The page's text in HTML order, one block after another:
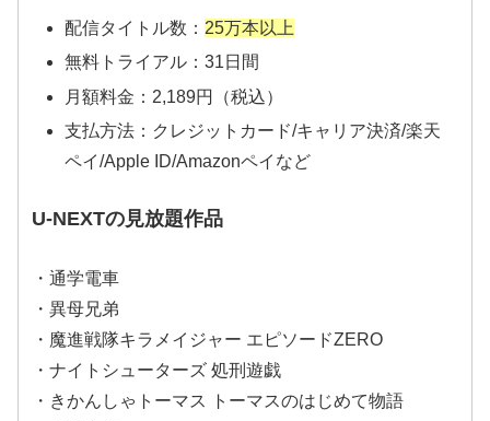
配信タイトル数： 25万本以上
無料トライアル：31日間
月額料金：2,189円（税込）
支払方法：クレジットカード/キャリア決済/楽天
ペイ/Apple ID/Amazonペイなど
U-NEXTの見放題作品
・通学電車
・異母兄弟
・魔進戦隊キラメイジャー エピソードZERO
・ナイトシューターズ 処刑遊戯
・きかんしゃトーマス トーマスのはじめて物語